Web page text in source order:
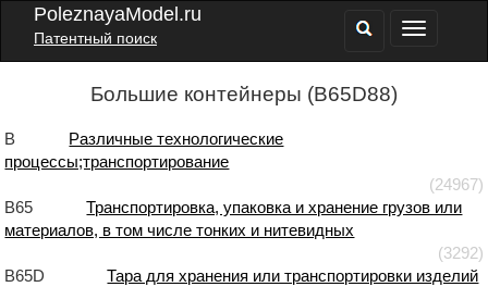
PoleznayaModel.ru
Патентный поиск
Большие контейнеры (B65D88)
B
Различные технологические
процессы;транспортирование
(24967)
B65
Транспортировка, упаковка и хранение грузов или
материалов, в том числе тонких и нитевидных
(3292)
B65D
Тара для хранения или транспортировки изделий